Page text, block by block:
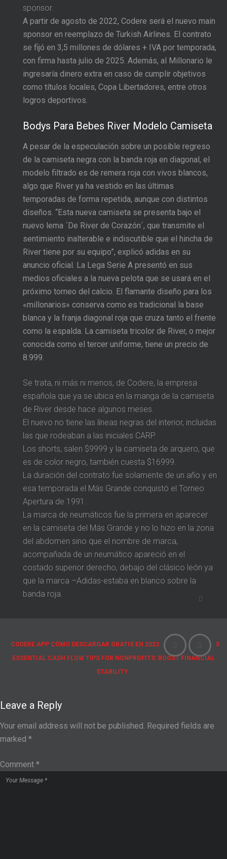
sponsor.
A partir de agosto de 2022, Codere será el nuevo main
sponsor en reemplazo de Turkish Airlines. El contrato
se fijó en 3,5 millones de dólares + IVA por temporada,
con firma hasta julio de 2025. Además, al Millonario le
ingresaría dinero extra en caso de cumplir objetivos
como títulos locales, Copa Libertadores, entre otros
logros deportivos.
Bodys Para Bebes River Modelo Camiseta
A pesar de la especulación sobre un posible regreso
de la camiseta negra con la banda roja en diagonal, el
modelo filtrado es de remera roja con vivos blancos,
algo que River ya ha vestido en las últimas
temporadas de forma repetida, aunque con distintos
diseños. “Esta nueva camiseta se presenta bajo el
nuevo lema ´De River de Corazón´, que transmite el
sentimiento inalterable e indiscutible que el hincha de
River tiene por su equipo”, explicó adidas en su
anuncio oficial. La Lega Serie A presentó en sus
medios oficiales a la nueva pelota que se usará en el
próximo torneo del calcio. El flamante diseño para los
«millonarios» conserva como es tradicional la base
blanca y la franja diagonal roja que cruza tanto el frente
como la espalda. La camiseta tricolor de River, o mejor
conocida como el tercer uniforme, tiene un precio de
8.999.
Se trata, ni más ni menos, de Codere, la empresa
española que ya se ubica en la manga de la camiseta
de River desde hace algunos meses.
El nuevo no tiene las líneas negras del interior, incluidas
las que rodeaban a las iniciales CARP.
Los shorts, salen $9999 y la camiseta de arquero, que
es de color negro, también cuesta $16999.
La duración del contrato fue solamente de un año y en
esa temporada el Más Grande conquistó el Torneo
Apertura de 1991.
La marca de neumáticos fue la primera en aparecer
en la camiseta del Más Grande y no lo hizo en la zona
del abdomen sino que el nombre de marca,
acompañada de un neumático apareció en el
costado superior derecho, debajo del clásico león ya
que la marca –Adidas-estaba en blanco sobre la
banda roja.
CODERE APP CÓMO DESCARGAR GRATIS EN 2023
5
ESSENTIAL CASH FLOW TIPS FOR NONPROFITS: BOOST FINANCIAL
STABILITY
Leave a Reply
Your email address will not be published. Required fields are
marked *
Comment *